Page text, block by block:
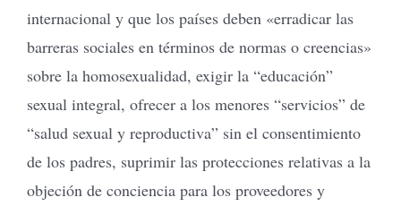
internacional y que los países deben «erradicar las
barreras sociales en términos de normas o creencias»
sobre la homosexualidad, exigir la “educación”
sexual integral, ofrecer a los menores “servicios” de
“salud sexual y reproductiva” sin el consentimiento
de los padres, suprimir las protecciones relativas a la
objeción de conciencia para los proveedores y